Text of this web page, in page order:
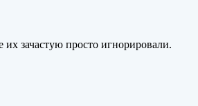
зачастую просто игнорировали.